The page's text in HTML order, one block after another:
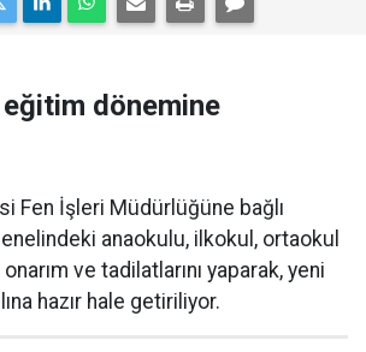
dönemine
Fen İşleri Müdürlüğüne bağlı
anaokulu, ilkokul, ortaokul
ve tadilatlarını yaparak, yeni
hazır hale getiriliyor.